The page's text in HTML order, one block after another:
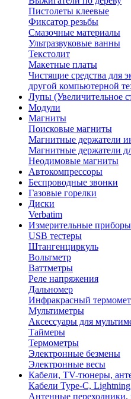
Пистолеты клеевые
Фиксатор резьбы
Смазочные материалы
Ультразвуковые ванны
Текстолит
Макетные платы
Чистящие средства для
другой компьютерной
Лупы (Увеличительное
Модули
Магниты
Поисковые магниты
Магнитные держатели
Магнитные держатели
Неодимовые магниты
Автокомпрессоры
Беспроводные звонки
Газовые горелки
Диски
Verbatim
Измерительные приборы
USB тестеры
Штангенциркуль
Вольтметр
Ваттметры
Реле напряжения
Дальномер
Инфракрасный
Мультиметры
Аксессуары для
Таймеры
Термометры
Электронные безмены
Электронные весы
Кабели, TV-тюнеры,
Кабели Type-C,
Антенные переходники,